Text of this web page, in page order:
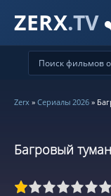
ZERX.TV
Zerx » Сериалы 2026 »
Багровый
6 7 8 9 10